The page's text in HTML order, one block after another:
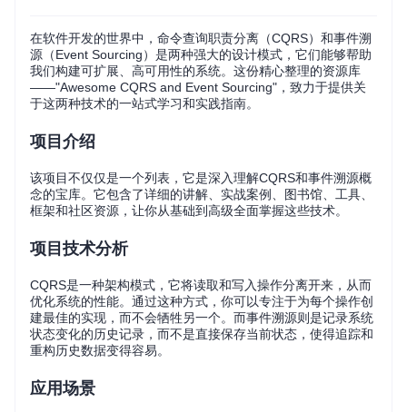
在软件开发的世界中，命令查询职责分离（CQRS）和事件溯
源（Event Sourcing）是两种强大的设计模式，它们能够帮助
我们构建可扩展、高可用性的系统。这份精心整理的资源库
——"Awesome CQRS and Event Sourcing"，致力于提供关
于这两种技术的一站式学习和实践指南。
项目介绍
该项目不仅仅是一个列表，它是深入理解CQRS和事件溯源概
念的宝库。它包含了详细的讲解、实战案例、图书馆、工具、
框架和社区资源，让你从基础到高级全面掌握这些技术。
项目技术分析
CQRS是一种架构模式，它将读取和写入操作分离开来，从而
优化系统的性能。通过这种方式，你可以专注于为每个操作创
建最佳的实现，而不会牺牲另一个。而事件溯源则是记录系统
状态变化的历史记录，而不是直接保存当前状态，使得追踪和
重构历史数据变得容易。
应用场景